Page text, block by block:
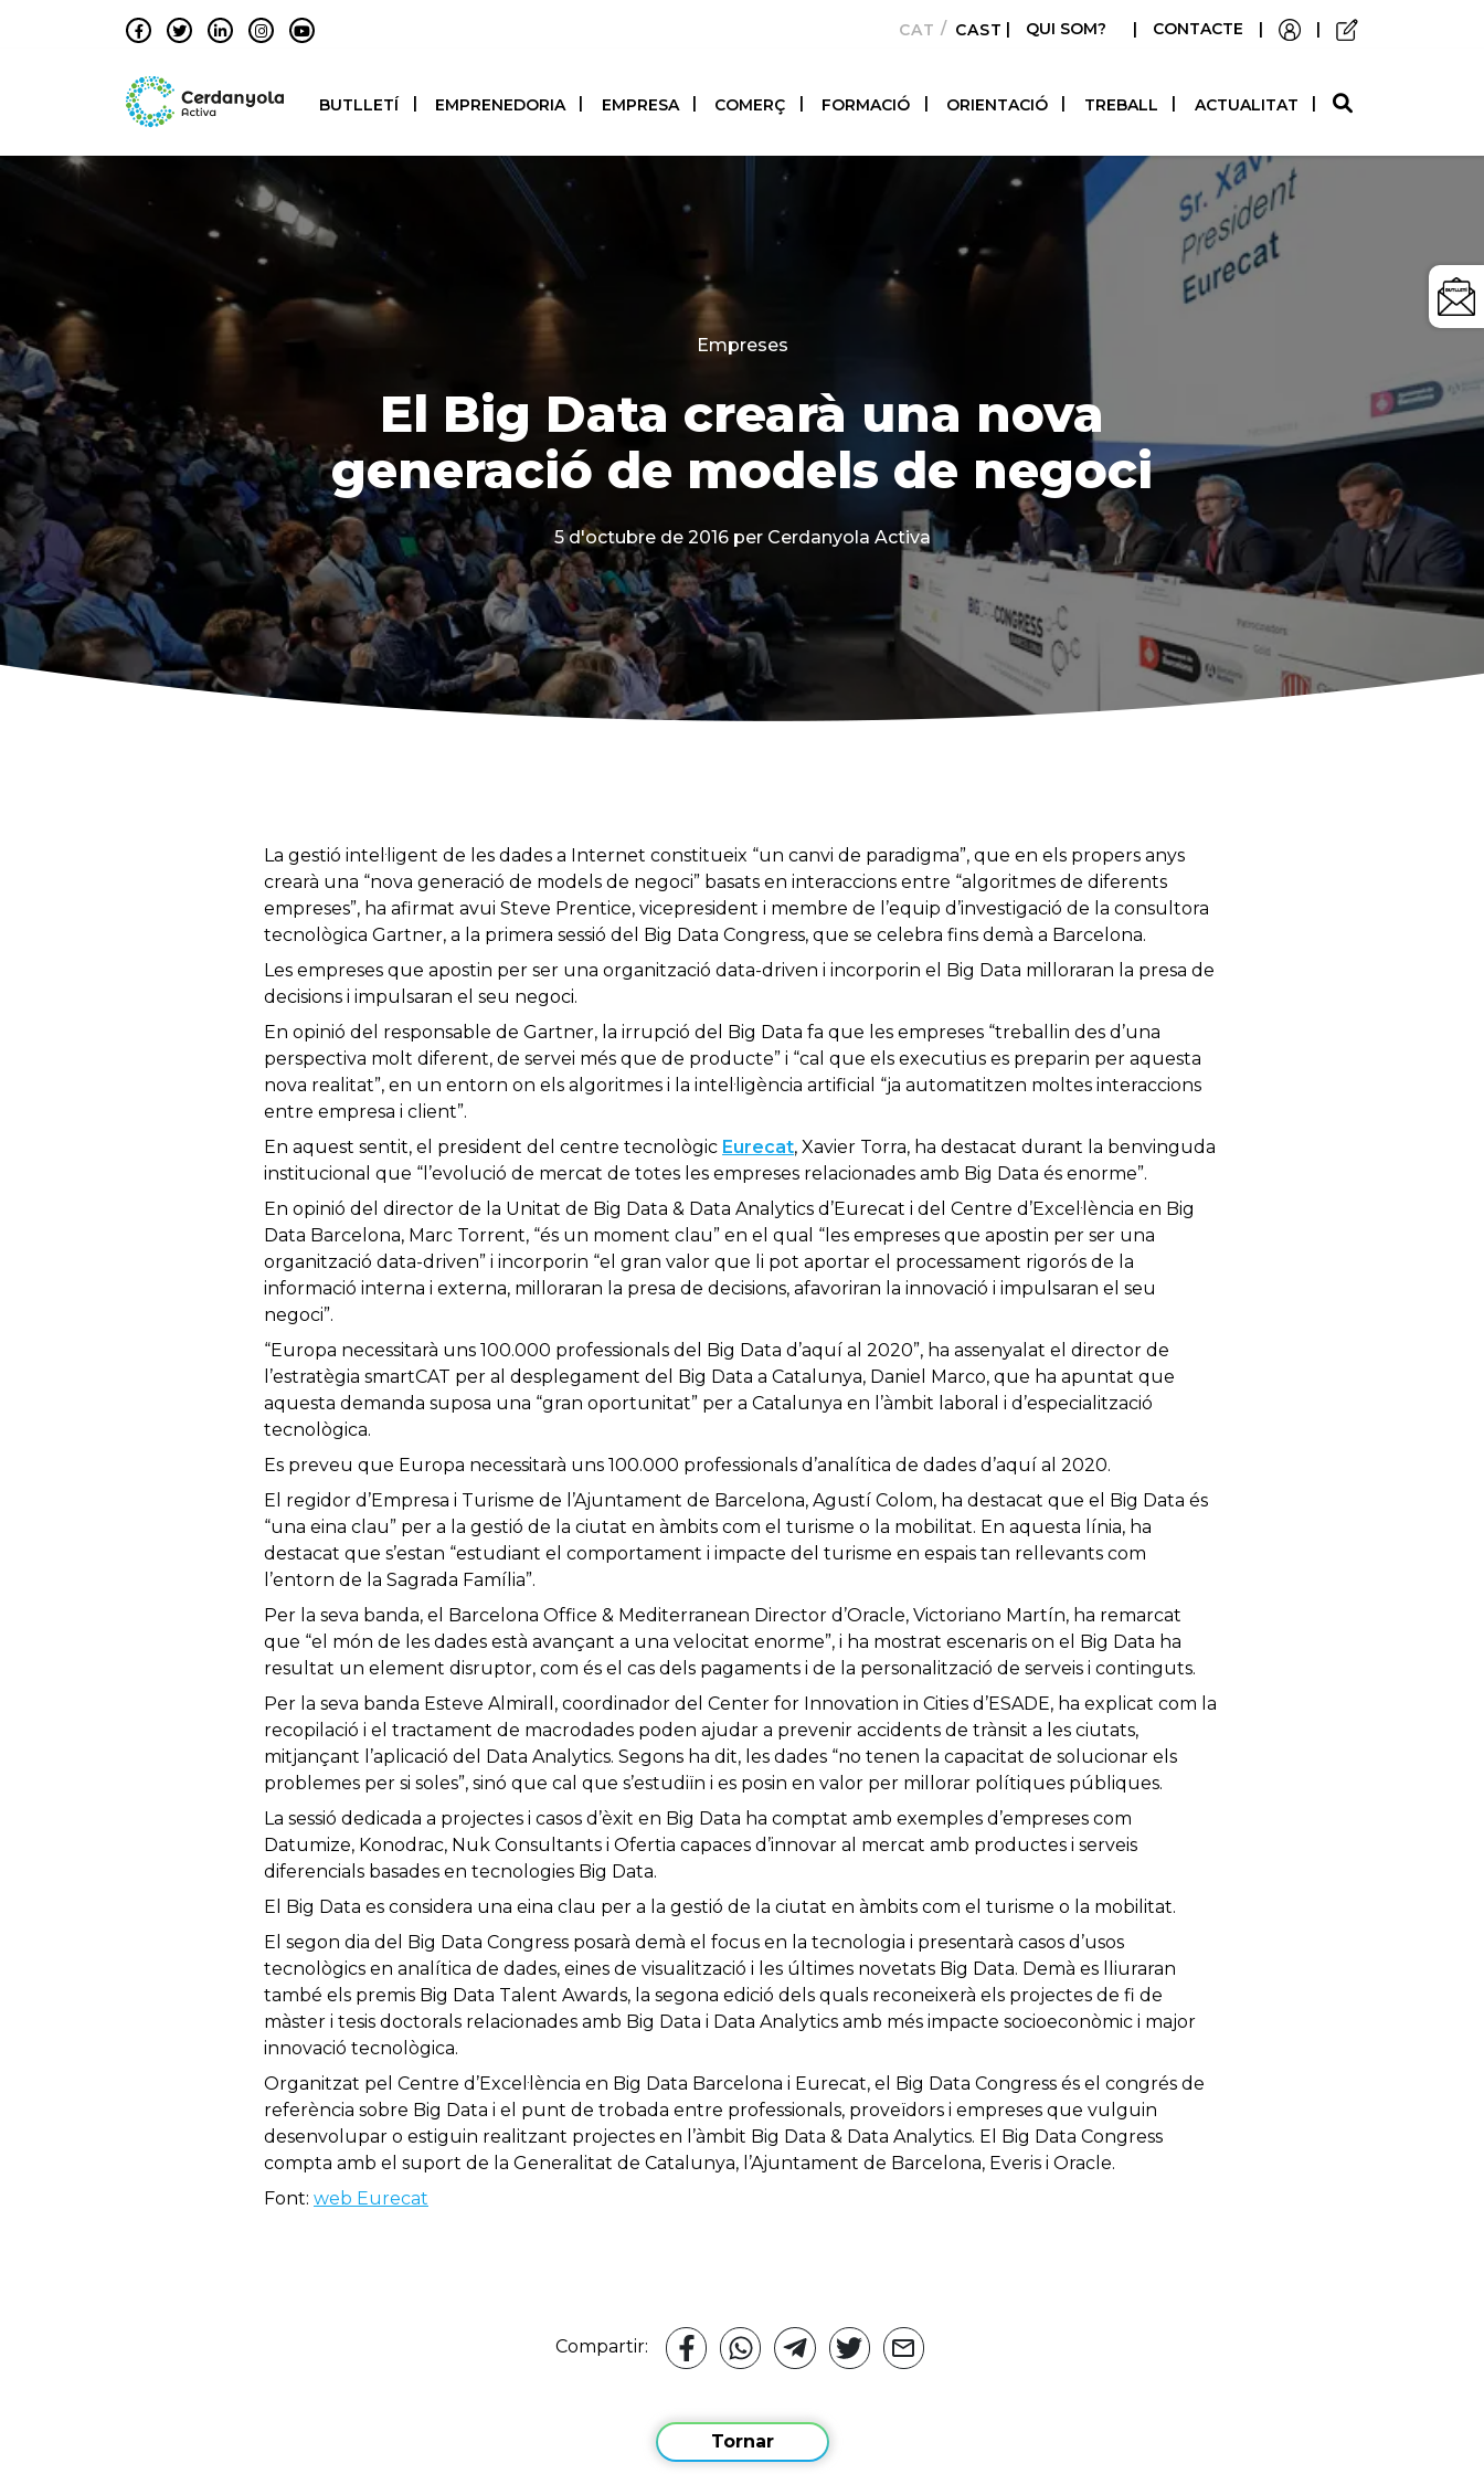
CATALÀCASTELLANO
| QUI SOM? | CONTACTE | |
BUTLLETÍ EMPRENEDORIA EMPRESA COMERÇ FORMACIÓ ORIENTACIÓ TREBALL ACTUALITAT
Categories
Empreses
El Big Data crearà una nova
generació de models de negoci
5 d'octubre de 2016 per Cerdanyola Activa
La gestió intel·ligent de les dades a Internet constitueix “un canvi de paradigma”, que en els propers anys
crearà una “nova generació de models de negoci” basats en interaccions entre “algoritmes de diferents
empreses”, ha afirmat avui Steve Prentice, vicepresident i membre de l’equip d’investigació de la consultora
tecnològica Gartner, a la primera sessió del Big Data Congress, que se celebra fins demà a Barcelona.
Les empreses que apostin per ser una organització data-driven i incorporin el Big Data milloraran la presa de
decisions i impulsaran el seu negoci.
En opinió del responsable de Gartner, la irrupció del Big Data fa que les empreses “treballin des d’una
perspectiva molt diferent, de servei més que de producte” i “cal que els executius es preparin per aquesta
nova realitat”, en un entorn on els algoritmes i la intel·ligència artificial “ja automatitzen moltes interaccions
entre empresa i client”.
En aquest sentit, el president del centre tecnològic Eurecat, Xavier Torra, ha destacat durant la benvinguda
institucional que “l’evolució de mercat de totes les empreses relacionades amb Big Data és enorme”.
En opinió del director de la Unitat de Big Data & Data Analytics d’Eurecat i del Centre d’Excel·lència en Big
Data Barcelona, Marc Torrent, “és un moment clau” en el qual “les empreses que apostin per ser una
organització data-driven” i incorporin “el gran valor que li pot aportar el processament rigorós de la
informació interna i externa, milloraran la presa de decisions, afavoriran la innovació i impulsaran el seu
negoci”.
“Europa necessitarà uns 100.000 professionals del Big Data d’aquí al 2020”, ha assenyalat el director de
l’estratègia smartCAT per al desplegament del Big Data a Catalunya, Daniel Marco, que ha apuntat que
aquesta demanda suposa una “gran oportunitat” per a Catalunya en l’àmbit laboral i d’especialització
tecnològica.
Es preveu que Europa necessitarà uns 100.000 professionals d’analítica de dades d’aquí al 2020.
El regidor d’Empresa i Turisme de l’Ajuntament de Barcelona, Agustí Colom, ha destacat que el Big Data és
“una eina clau” per a la gestió de la ciutat en àmbits com el turisme o la mobilitat. En aquesta línia, ha
destacat que s’estan “estudiant el comportament i impacte del turisme en espais tan rellevants com
l’entorn de la Sagrada Família”.
Per la seva banda, el Barcelona Office & Mediterranean Director d’Oracle, Victoriano Martín, ha remarcat
que “el món de les dades està avançant a una velocitat enorme”, i ha mostrat escenaris on el Big Data ha
resultat un element disruptor, com és el cas dels pagaments i de la personalització de serveis i continguts.
Per la seva banda Esteve Almirall, coordinador del Center for Innovation in Cities d’ESADE, ha explicat com la
recopilació i el tractament de macrodades poden ajudar a prevenir accidents de trànsit a les ciutats,
mitjançant l’aplicació del Data Analytics. Segons ha dit, les dades “no tenen la capacitat de solucionar els
problemes per si soles”, sinó que cal que s’estudiïn i es posin en valor per millorar polítiques públiques.
La sessió dedicada a projectes i casos d’èxit en Big Data ha comptat amb exemples d’empreses com
Datumize, Konodrac, Nuk Consultants i Ofertia capaces d’innovar al mercat amb productes i serveis
diferencials basades en tecnologies Big Data.
El Big Data es considera una eina clau per a la gestió de la ciutat en àmbits com el turisme o la mobilitat.
El segon dia del Big Data Congress posarà demà el focus en la tecnologia i presentarà casos d’usos
tecnològics en analítica de dades, eines de visualització i les últimes novetats Big Data. Demà es lliuraran
també els premis Big Data Talent Awards, la segona edició dels quals reconeixerà els projectes de fi de
màster i tesis doctorals relacionades amb Big Data i Data Analytics amb més impacte socioeconòmic i major
innovació tecnològica.
Organitzat pel Centre d’Excel·lència en Big Data Barcelona i Eurecat, el Big Data Congress és el congrés de
referència sobre Big Data i el punt de trobada entre professionals, proveïdors i empreses que vulguin
desenvolupar o estiguin realitzant projectes en l’àmbit Big Data & Data Analytics. El Big Data Congress
compta amb el suport de la Generalitat de Catalunya, l’Ajuntament de Barcelona, Everis i Oracle.
Font: web Eurecat
Compartir:
Tornar